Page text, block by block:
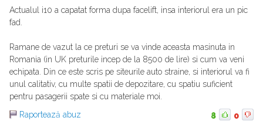
Actualul i10 a capatat forma dupa facelift, insa interiorul era un pic
fad.
Ramane de vazut la ce preturi se va vinde aceasta masinuta in
Romania (in UK preturile incep de la 8500 de lire) si cum va veni
echipata. Din ce este scris pe siteurile auto straine, si interiorul va fi
unul calitativ, cu multe spatii de depozitare, cu spatiu suficient
pentru pasagerii spate si cu materiale moi.
Raportează abuz
8 0